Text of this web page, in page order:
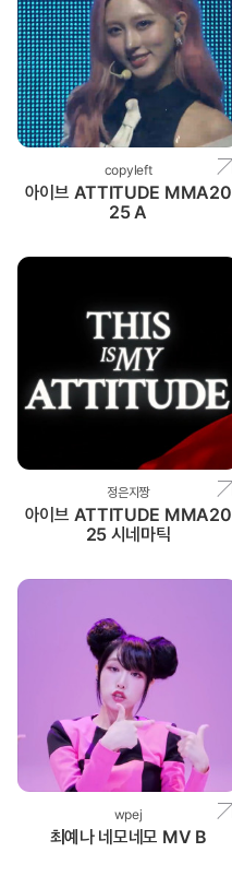
copyleft
아이브 ATTITUDE MMA20
25 A
정은지짱
아이브 ATTITUDE MMA20
25 시네마틱
wpej
최예나 네모네모 MV B